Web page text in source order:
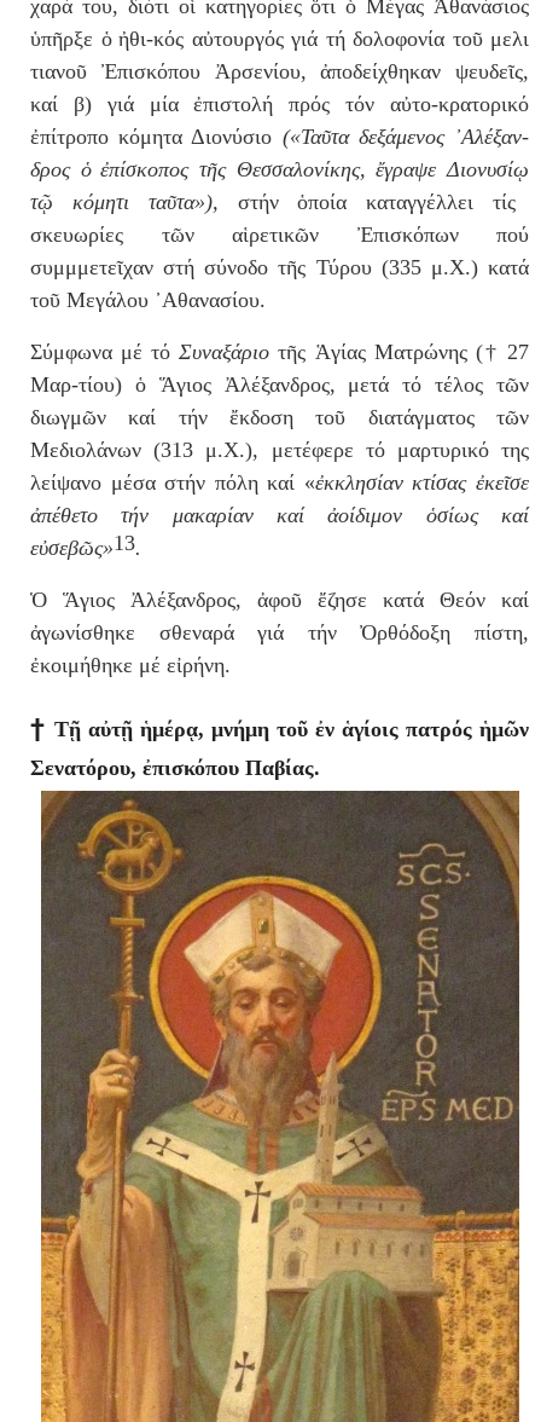
χαρά του, διότι οἱ κατηγορίεςὅτιὁ Μέγας Ἀθανάσιος
ὑπῆρξε ὁ ἠθι-κός αὐτουργός γιά τή δολοφονία τοῦμελι
τιανοῦ Ἐπισκόπου Ἀρσενίου,ἀποδείχθηκαν ψευδεῖς,
καί β) γιά μίαἐπιστολή πρός τόν αὐτο-κρατορικό
ἐπίτροπο κόμητα Διονύσιο («Ταῦτα δεξάμενος ᾿Αλέξαν-
δρος ὁ ἐπίσκοπος τῆς Θεσσαλονίκης,ἔγραψε Διονυσίῳ
τῷ κόμητι ταῦτα»), στήνὁποία καταγγέλλει τίς
σκευωρίες τῶν αἱρετικῶν Ἐπισκόπων πού
συμμμετεῖχαν στή σύνοδο τῆς Τύρου (335 μ.Χ.) κατά
τοῦ Μεγάλου ᾿Αθανασίου.
Σύμφωνα μέ τόΣυναξάριοτῆς Ἁγίας Ματρώνης († 27
Μαρ-τίου) ὁ Ἅγιος Ἀλέξανδρος, μετά τό τέλος τῶν
διωγμῶν καί τήν ἔκδοση τοῦ διατάγματος τῶν
Μεδιολάνων (313 μ.Χ.), μετέφερε τό μαρτυρικό της
λείψανο μέσα στήν πόλη καί «ἐκκλησίαν κτίσαςἐκεῖσε
ἀπέθετο τήν μακαρίαν καίἀοίδιμον ὁσίως καί
εὐσεβῶς»13.
Ὁ Ἅγιος Ἀλέξανδρος, ἀφοῦ ἔζησε κατά Θεόν καί
ἀγωνίσθηκε σθεναρά γιά τήν Ὀρθόδοξη πίστη,
ἐκοιμήθηκε μέ εἰρήνη.
† Τῇ αὐτῇ ἡμέρᾳ, μνήμη τοῦ ἐν ἁγίοις πατρός ἡμῶν
Σενατόρου, ἐπισκόπου Παβίας.